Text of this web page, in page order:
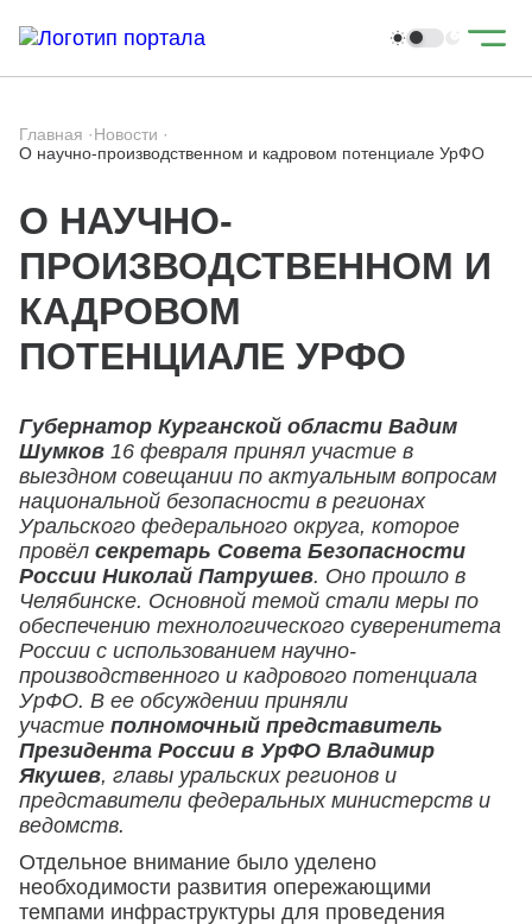
Главная ·Новости ·
О научно-производственном и кадровом потенциале УрФО
О НАУЧНО-
ПРОИЗВОДСТВЕННОМ И
КАДРОВОМ
ПОТЕНЦИАЛЕ УРФО
Губернатор Курганской области Вадим
Шумков 16 февраля принял участие в
выездном совещании по актуальным вопросам
национальной безопасности в регионах
Уральского федерального округа, которое
провёл секретарь Совета Безопасности
России Николай Патрушев. Оно прошло в
Челябинске. Основной темой стали меры по
обеспечению технологического суверенитета
России с использованием научно-
производственного и кадрового потенциала
УрФО. В ее обсуждении приняли
участие полномочный представитель
Президента России в УрФО Владимир
Якушев, главы уральских регионов и
представители федеральных министерств и
ведомств.
Отдельное внимание было уделено
необходимости развития опережающими
темпами инфраструктуры для проведения